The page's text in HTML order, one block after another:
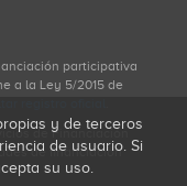
participativa
a la Ley 5/2015 de
de Financiación
de financiación
y de terceros
de usuario. Si
su uso.